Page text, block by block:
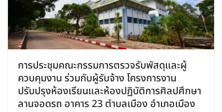
การประชุมคณะกรรมการตรวจรับพัสดุและผู้
ควบคุมงาน ร่วมกับผู้รับจ้าง โครงการงาน
ปรับปรุงห้องเรียนและห้องปฏิบัติการศิลปศึกษา
ลานจอดรถ อาคาร 23 ตำบลเมือง อำเภอเมือง